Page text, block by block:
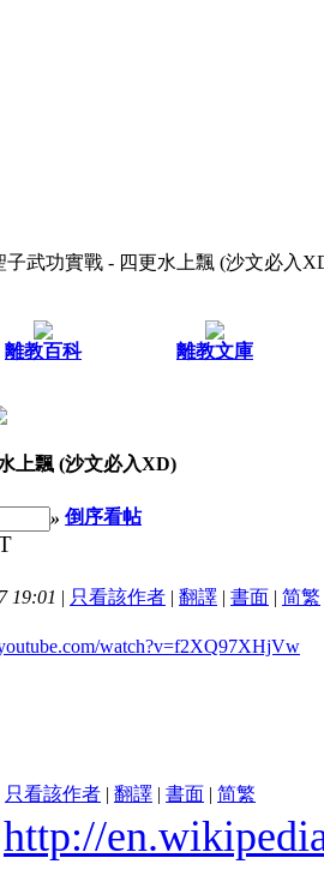
子武功實戰 - 四更水上飄 (沙文必入
離教百科 離教文庫
上飄 (沙文必入XD)
» 倒序看帖
19:01 | 只看該作者 | 翻譯 | 書面 | 简繁
watch?v=f2XQ97XHjVw
只看該作者 | 翻譯 | 書面 | 简繁
http://